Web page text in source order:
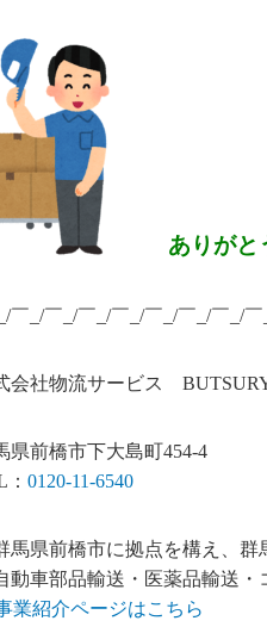
ありがと
￣_/￣_/￣_/￣_/￣_/￣_/￣_/
会社物流サービス
県前橋市下大島町454-4
0120-11-6540
県前橋市に拠点を構え、群
車部品輸送・医薬品輸送・
業紹介ページはこちら